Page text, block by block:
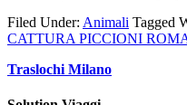
Filed Under: Animali Tagged
CATTURA PICCIONI
Traslochi Milano